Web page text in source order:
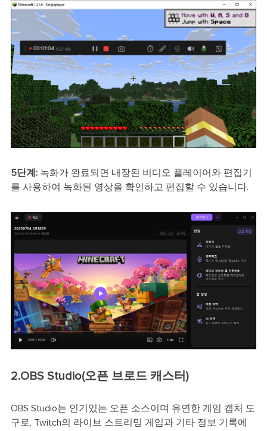
5단계: 녹화가 완료되면 내장된 비디오 플레이어와 편집기
를 사용하여 녹화된 영상을 확인하고 편집할 수 있습니다.
2.OBS Studio(오픈 브로드 캐스터)
OBS Studio는 인기있는 오픈 소스이며 유연한 게임 캡처 도
구로, Twitch의 라이브 스트리밍 게임과 기타 정보 기록에